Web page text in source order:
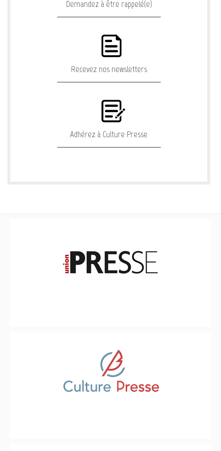
Demandez à être rappelé(e)
Recevez nos newsletters
Adhérez à Culture Presse